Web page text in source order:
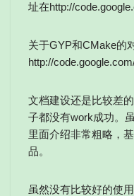
址在http://
关于GYP和CMake的
http://
文档建设还是比较差
子都没有work成功。
里面介绍非常粗略，
品。
虽然没有比较好的使